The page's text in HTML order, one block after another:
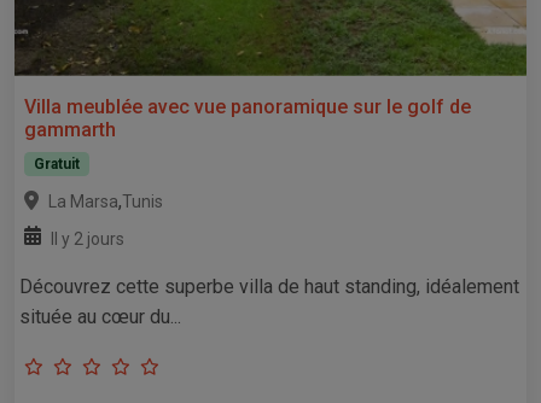
Villa meublée avec vue panoramique sur le golf de
gammarth
Gratuit
La Marsa,Tunis
Il y 2 jours
Découvrez cette superbe villa de haut standing, idéalement
située au cœur du...